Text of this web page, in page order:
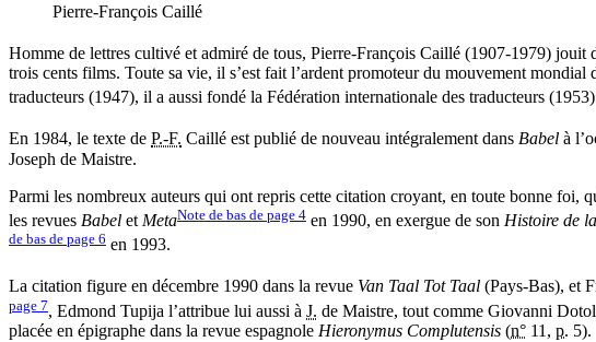
Pierre-François Caillé
Homme de lettres cultivé et admiré de tous, Pierre-François Caillé (1907-1979) jouit
trois cents films. Toute sa vie, il s’est fait l’ardent promoteur du mouvement
traducteurs (1947), il a aussi fondé la Fédération internationale des traducteurs
En 1984, le texte de P.-F. Caillé est publié de nouveau intégralement dans Babel à
Joseph de Maistre.
Parmi les nombreux auteurs qui ont repris cette citation croyant, en toute bonne foi,
les revues Babel et MetaNote de bas de page 4 en 1990, en exergue de son Histoire de
de bas de page 6 en 1993.
La citation figure en décembre 1990 dans la revue Van Taal Tot Taal (Pays-Bas), et
page 7, Edmond Tupija l’attribue lui aussi à J. de Maistre, tout comme Giovanni
placée en épigraphe dans la revue espagnole Hieronymus Complutensis (n° 11, p. 5).